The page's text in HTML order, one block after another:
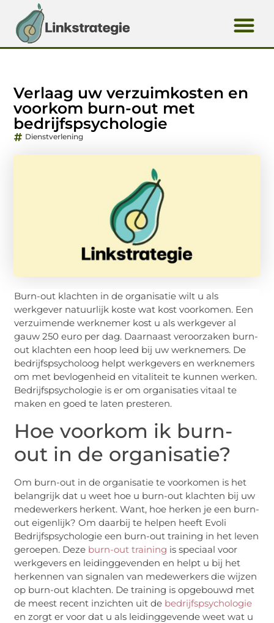
Verlaag uw verzuimkosten en
voorkom burn-out met
bedrijfspsychologie
Dienstverlening
Burn-out klachten in de organisatie wilt u als
werkgever natuurlijk koste wat kost voorkomen. Een
verzuimende werknemer kost u als werkgever al
gauw 250 euro per dag. Daarnaast veroorzaken burn-
out klachten een hoop leed bij uw werknemers. De
bedrijfspsycholoog helpt werkgevers en werknemers
om met bevlogenheid en vitaliteit te kunnen werken.
Bedrijfspsychologie is er om organisaties vitaal te
maken en goed te laten presteren.
Hoe voorkom ik burn-
out in de organisatie?
Om burn-out in de organisatie te voorkomen is het
belangrijk dat u weet hoe u burn-out klachten bij uw
medewerkers herkent. Want, hoe herken je een burn-
out eigenlijk? Om daarbij te helpen heeft Evoli
Bedrijfspsychologie een burn-out training in het leven
geroepen. Deze burn-out training is speciaal voor
werkgevers en leidinggevenden en helpt u bij het
herkennen van signalen van medewerkers die wijzen
op burn-out klachten. De training is opgebouwd met
de meest recent inzichten uit de bedrijfspsychologie
en zorgt er voor dat u als leidinggevende weet wat u